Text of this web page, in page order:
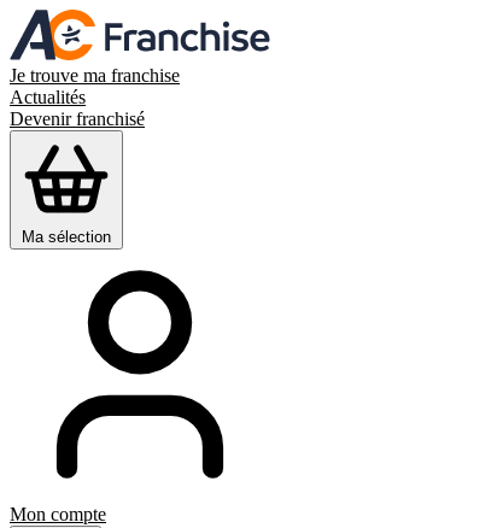
Je trouve ma franchise
Actualités
Devenir franchisé
Ma sélection
Mon compte